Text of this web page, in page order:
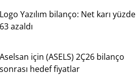
Logo Yazılım bilanço: Net karı yüzde
63 azaldı
Aselsan için (ASELS) 2Ç26 bilanço
sonrası hedef fiyatlar